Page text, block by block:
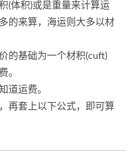
(体积)或是重量来计算运
的来算，海运则大多以材
的基础为一个材积(cuft)
。
道运费。
再套上以下公式，即可算